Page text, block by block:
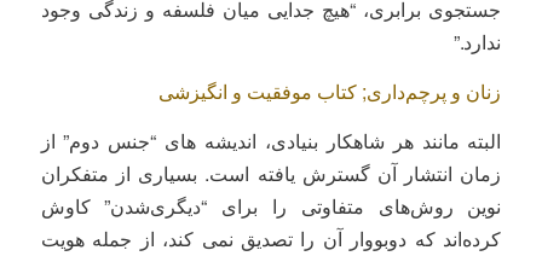
جستجوی برابری، “هیچ جدایی میان فلسفه و زندگی وجود
ندارد.”
زنان و پرچم‌داری; کتاب موفقیت و انگیزشی
البته مانند هر شاهکار بنیادی، اندیشه های “جنس دوم” از
زمان انتشار آن گسترش یافته است. بسیاری از متفکران
نوین روش‌های متفاوتی را برای “دیگری‌شدن” کاوش
کرده‌اند که دوبووار آن را تصدیق نمی کند، از جمله هویت